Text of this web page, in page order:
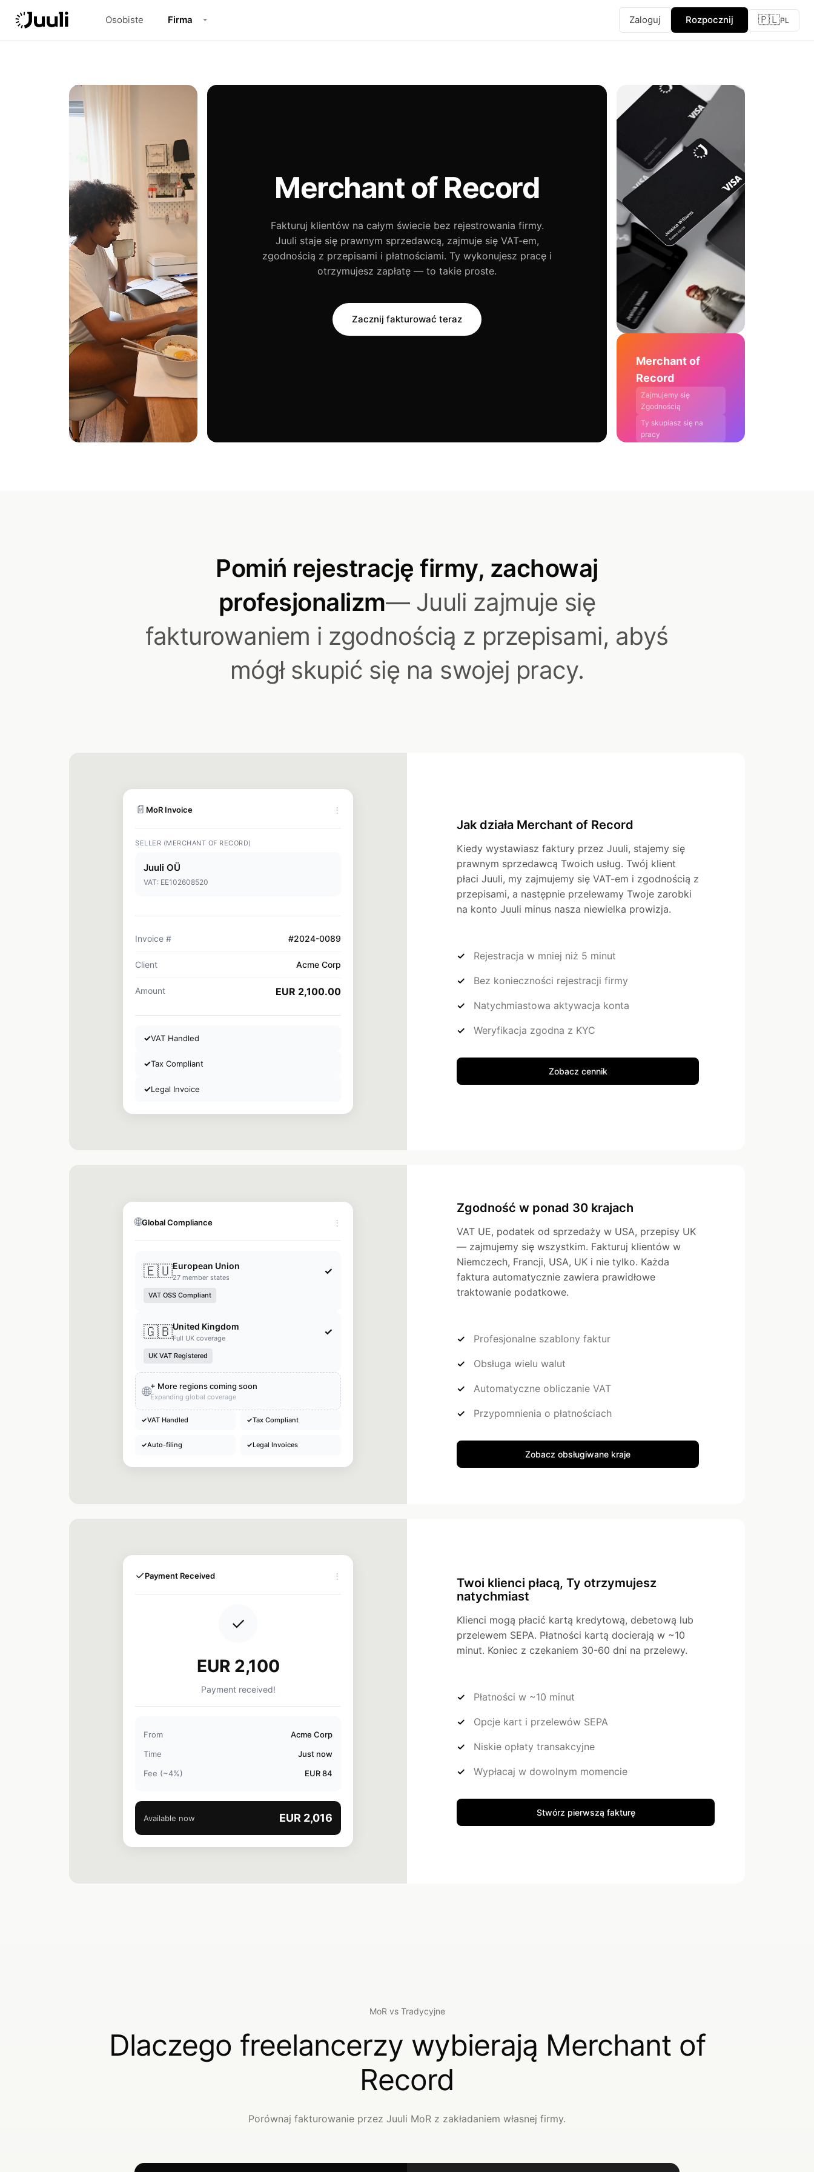
Osobiste Firma Zaloguj Rozpocznij 🇵🇱PL
Merchant of Record
Fakturuj klientów na całym świecie bez rejestrowania firmy.
Juuli staje się prawnym sprzedawcą, zajmuje się VAT-em,
zgodnością z przepisami i płatnościami. Ty wykonujesz pracę i
otrzymujesz zapłatę — to takie proste.
Zacznij fakturować teraz
Merchant of
Record
Zajmujemy się
Zgodnością
Ty skupiasz się na
pracy
Pomiń rejestrację firmy, zachowaj
profesjonalizm— Juuli zajmuje się
fakturowaniem i zgodnością z przepisami, abyś
mógł skupić się na swojej pracy.
📄 MoR Invoice ⋮
SELLER (MERCHANT OF RECORD)
Juuli OÜ
VAT: EE102608520
Invoice # #2024-0089
Client Acme Corp
Amount EUR 2,100.00
✓VAT Handled
✓Tax Compliant
✓Legal Invoice
Jak działa Merchant of Record
Kiedy wystawiasz faktury przez Juuli, stajemy się
prawnym sprzedawcą Twoich usług. Twój klient
płaci Juuli, my zajmujemy się VAT-em i zgodnością z
przepisami, a następnie przelewamy Twoje zarobki
na konto Juuli minus nasza niewielka prowizja.
Rejestracja w mniej niż 5 minut
Bez konieczności rejestracji firmy
Natychmiastowa aktywacja konta
Weryfikacja zgodna z KYC
Zobacz cennik
🌐Global Compliance ⋮
🇪🇺European Union
27 member states
✓
VAT OSS Compliant
🇬🇧United Kingdom
Full UK coverage
✓
UK VAT Registered
🌐+ More regions coming soon
Expanding global coverage
✓VAT Handled ✓Tax Compliant
✓Auto-filing ✓Legal Invoices
Zgodność w ponad 30 krajach
VAT UE, podatek od sprzedaży w USA, przepisy UK
— zajmujemy się wszystkim. Fakturuj klientów w
Niemczech, Francji, USA, UK i nie tylko. Każda
faktura automatycznie zawiera prawidłowe
traktowanie podatkowe.
Profesjonalne szablony faktur
Obsługa wielu walut
Automatyczne obliczanie VAT
Przypomnienia o płatnościach
Zobacz obsługiwane kraje
✓Payment Received ⋮
✓
EUR 2,100
Payment received!
From
Acme Corp
Time
Just now
Fee (~4%)
EUR 84
Available now EUR 2,016
Twoi klienci płacą, Ty otrzymujesz
natychmiast
Klienci mogą płacić kartą kredytową, debetową lub
przelewem SEPA. Płatności kartą docierają w ~10
minut. Koniec z czekaniem 30-60 dni na przelewy.
Płatności w ~10 minut
Opcje kart i przelewów SEPA
Niskie opłaty transakcyjne
Wypłacaj w dowolnym momencie
Stwórz pierwszą fakturę
MoR vs Tradycyjne
Dlaczego freelancerzy wybierają Merchant of
Record
Porównaj fakturowanie przez Juuli MoR z zakładaniem własnej firmy.